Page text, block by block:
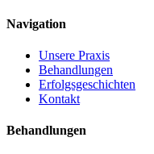
Navigation
Unsere Praxis
Behandlungen
Erfolgsgeschichten
Kontakt
Behandlungen